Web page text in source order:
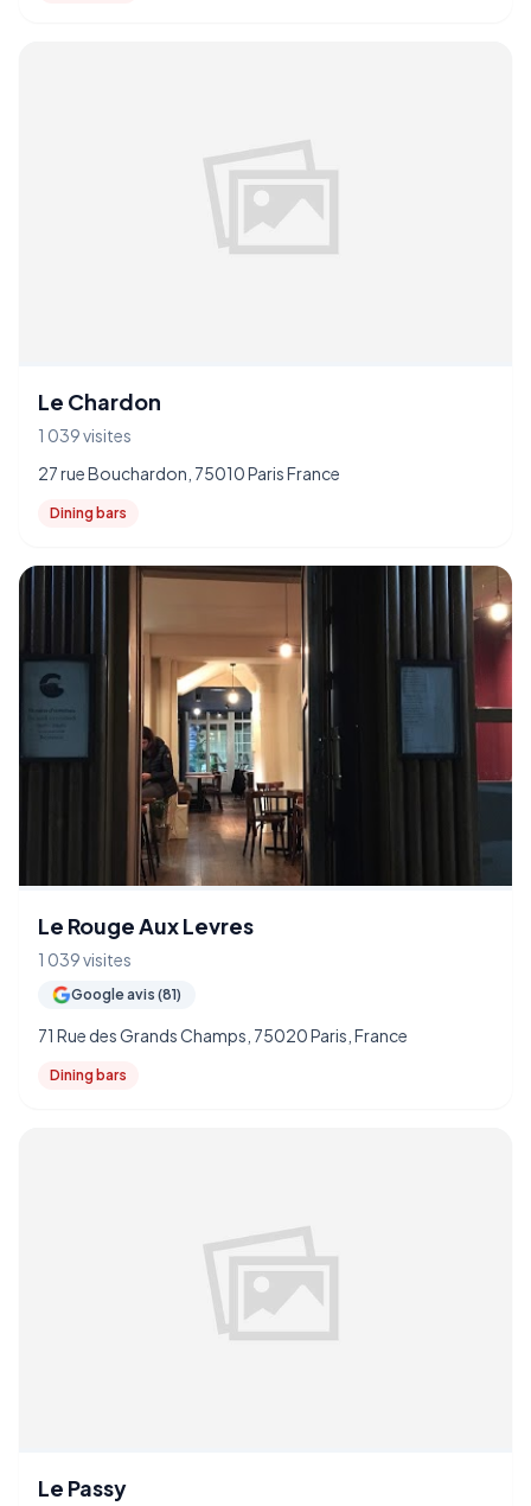
Le Chardon
1 039 visites
27 rue Bouchardon, 75010 Paris France
Dining bars
Le Rouge Aux Levres
1 039 visites
Google avis (81)
71 Rue des Grands Champs, 75020 Paris, France
Dining bars
Le Passy